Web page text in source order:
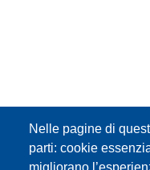
Nelle pagine di
parti: cookie